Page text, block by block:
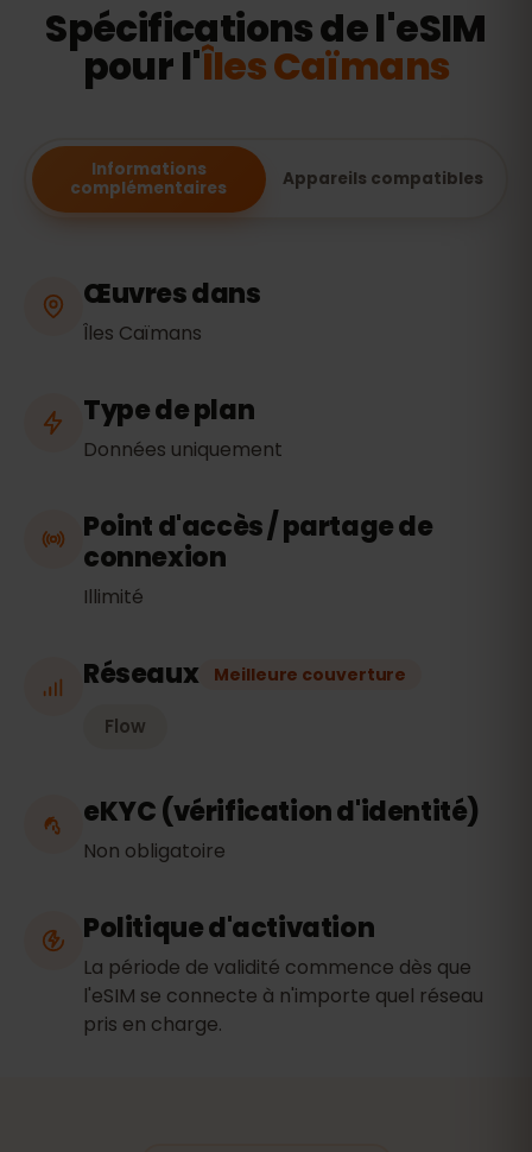
Spécifications de l'eSIM
pour l'Îles Caïmans
Informations
complémentaires
Appareils compatibles
Œuvres dans
Îles Caïmans
Type de plan
Données uniquement
Point d'accès / partage de
connexion
Illimité
Réseaux Meilleure couverture
Flow
eKYC (vérification d'identité)
Non obligatoire
Politique d'activation
La période de validité commence dès que
l'eSIM se connecte à n'importe quel réseau
pris en charge.